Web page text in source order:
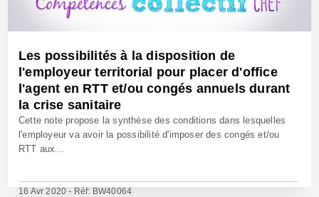
Les possibilités à la disposition de
l'employeur territorial pour placer d'office
l'agent en RTT et/ou congés annuels durant
la crise sanitaire
Cette note propose la synthèse des conditions dans lesquelles
l'employeur va avoir la possibilité d'imposer des congés et/ou
RTT aux...
16 Avr 2020 - Réf: BW40064